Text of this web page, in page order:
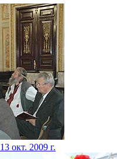
13 окт. 2009 г.